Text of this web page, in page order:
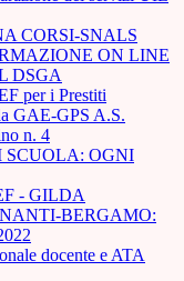
CORSI-SNALS
ON LINE
DSGA
per i Prestiti
GAE-GPS A.S.
n. 4
SCUOLA: OGNI
- GILDA
BERGAMO:
docente e ATA